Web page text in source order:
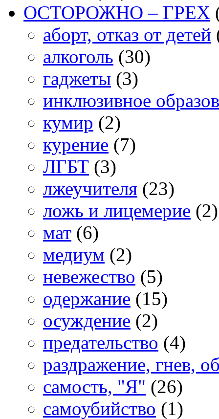
ОСТОРОЖНО – ГРЕХ
аборт, отказ от детей
алкоголь (30)
гаджеты (3)
инклюзивное
кумир (2)
курение (7)
ЛГБТ (3)
лжеучителя (23)
ложь и лицемерие (2)
мат (6)
медиум (2)
невежество (5)
одержание (15)
осуждение (2)
предательство (4)
раздражение, гнев,
самость, "Я" (26)
самоубийство (1)